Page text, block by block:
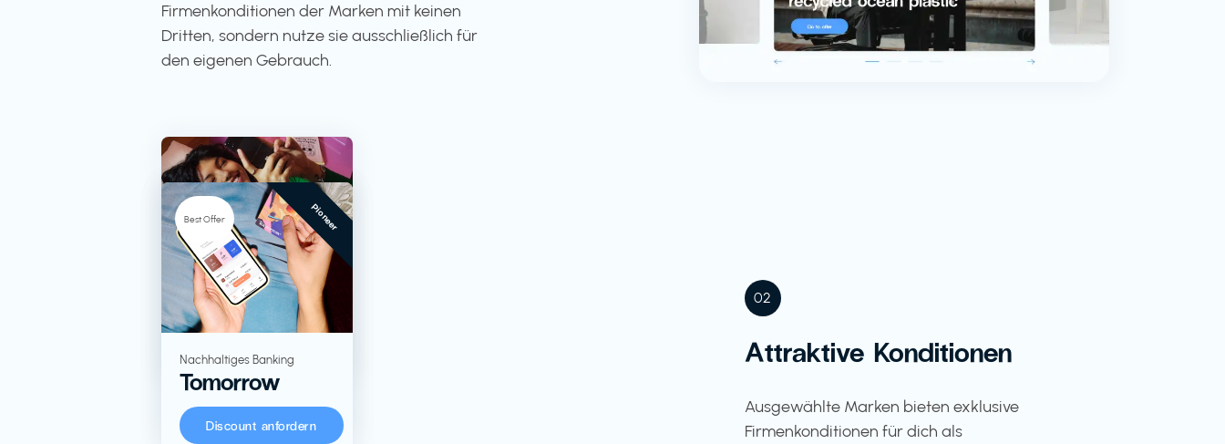
Firmenkonditionen der Marken mit keinen
Dritten, sondern nutze sie ausschließlich für
den eigenen Gebrauch.
02
Attraktive Konditionen
Ausgewählte Marken bieten exklusive
Firmenkonditionen für dich als
TV + Streaming
RTL+
-5%
Lebensmittel in
Großverpackungen
KoRo
Best Offer Pioneer
Nachhaltiges Banking
Tomorrow
Discount anfordern